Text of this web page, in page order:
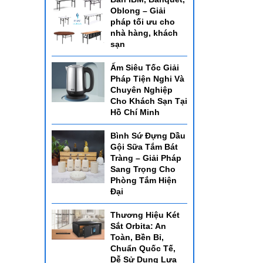
Oblong – Giải
pháp tối ưu cho
nhà hàng, khách
sạn
Ấm Siêu Tốc Giải
Pháp Tiện Nghi Và
Chuyên Nghiệp
Cho Khách Sạn Tại
Hồ Chí Minh
Bình Sứ Đựng Dầu
Gội Sữa Tắm Bát
Tràng – Giải Pháp
Sang Trọng Cho
Phòng Tắm Hiện
Đại
Thương Hiệu Két
Sắt Orbita: An
Toàn, Bền Bỉ,
Chuẩn Quốc Tế,
Dễ Sử Dụng Lựa